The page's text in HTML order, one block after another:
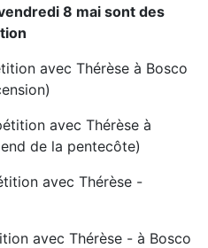
8 mai sont des
avec Thérèse à Bosco
avec Thérèse à
de la pentecôte)
avec Thérèse -
avec Thérèse - à Bosco